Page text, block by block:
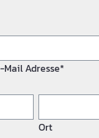
Adresse*
Ort